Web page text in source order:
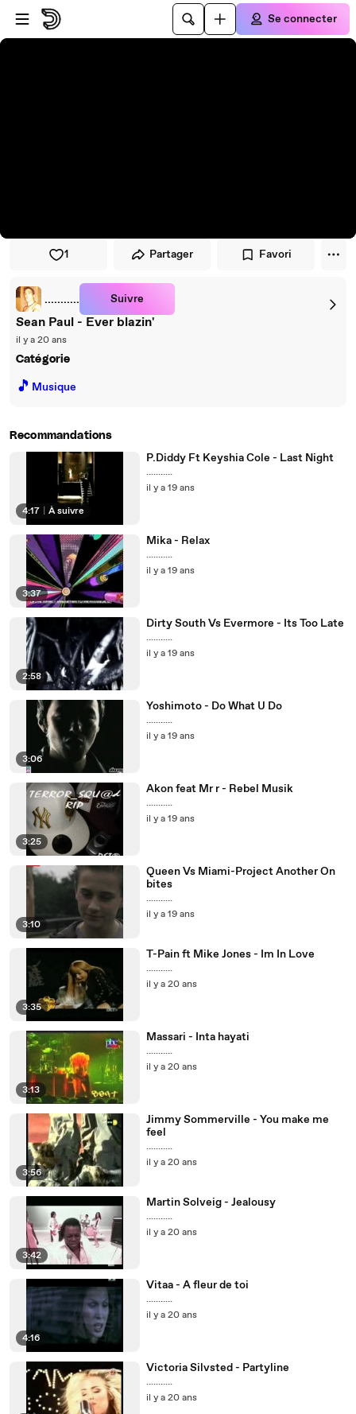
Passer au player
Passer au contenu principal
Se connecter
1 Partager Favori
........... Suivre
Sean Paul - Ever blazin'
il y a 20 ans
Catégorie
🎵 Musique
Recommandations
4:17 À suivre
P.Diddy Ft Keyshia Cole - Last Night
...........
il y a 19 ans
3:37
Mika - Relax
...........
il y a 19 ans
2:58
Dirty South Vs Evermore - Its Too Late
...........
il y a 19 ans
3:06
Yoshimoto - Do What U Do
...........
il y a 19 ans
3:25
Akon feat Mr r - Rebel Musik
...........
il y a 19 ans
3:10
Queen Vs Miami-Project Another On
bites
...........
il y a 19 ans
3:35
T-Pain ft Mike Jones - Im In Love
...........
il y a 20 ans
3:13
Massari - Inta hayati
...........
il y a 20 ans
3:56
Jimmy Sommerville - You make me
feel
...........
il y a 20 ans
3:42
Martin Solveig - Jealousy
...........
il y a 20 ans
4:16
Vitaa - A fleur de toi
...........
il y a 20 ans
Victoria Silvsted - Partyline
...........
il y a 20 ans